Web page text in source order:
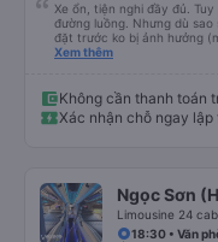
Xe ổn, tiện nghi đầy đủ.
đường luồng. Nhưng dù
đặt trước ko bị ảnh hưởng
người 1 ghế hay 3 người 2
Xem thêm
Không cần thanh toán
Xác nhận chỗ ngay lập
Ngọc Sơn
Limousine 24
18:30 • Văn